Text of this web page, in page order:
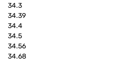
34.3
34.39
34.4
34.5
34.56
34.68